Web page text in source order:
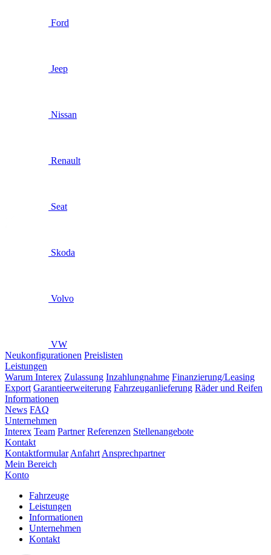
Ford
Jeep
Nissan
Renault
Seat
Skoda
Volvo
VW
Neukonfigurationen Preislisten
Leistungen
Warum Interex Zulassung Inzahlungnahme Finanzierung/Leasing
Export Garantieerweiterung Fahrzeuganlieferung Räder und Reifen
Informationen
News FAQ
Unternehmen
Interex Team Partner Referenzen Stellenangebote
Kontakt
Kontaktformular Anfahrt Ansprechpartner
Mein Bereich
Konto
Fahrzeuge
Leistungen
Informationen
Unternehmen
Kontakt